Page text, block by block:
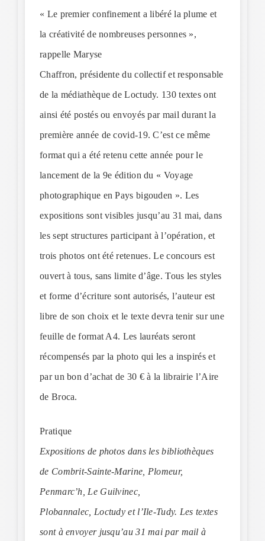
« Le premier confinement a libéré la plume et
la créativité de nombreuses personnes »,
rappelle Maryse
Chaffron, présidente du collectif et responsable
de la médiathèque de Loctudy. 130 textes ont
ainsi été postés ou envoyés par mail durant la
première année de covid-19. C’est ce même
format qui a été retenu cette année pour le
lancement de la 9e édition du « Voyage
photographique en Pays bigouden ». Les
expositions sont visibles jusqu’au 31 mai, dans
les sept structures participant à l’opération, et
trois photos ont été retenues. Le concours est
ouvert à tous, sans limite d’âge. Tous les styles
et forme d’écriture sont autorisés, l’auteur est
libre de son choix et le texte devra tenir sur une
feuille de format A4. Les lauréats seront
récompensés par la photo qui les a inspirés et
par un bon d’achat de 30 € à la librairie l’Aire
de Broca.
Pratique
Expositions de photos dans les bibliothèques
de Combrit-Sainte-Marine, Plomeur,
Penmarc’h, Le Guilvinec,
Plobannalec, Loctudy et l’Ile-Tudy. Les textes
sont à envoyer jusqu’au 31 mai par mail à